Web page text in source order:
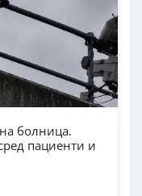
болница.
пациенти и